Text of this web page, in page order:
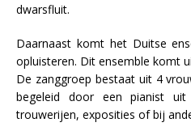
dwarsfluit.
Daarnaast komt het Duitse
opluisteren. Dit ensemble komt
De zanggroep bestaat uit 4
begeleid door een pianist
trouwerijen, exposities of bij